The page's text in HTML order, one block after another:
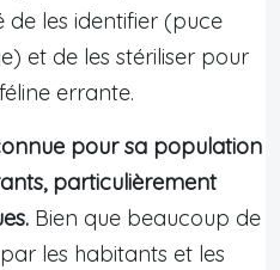
les identifier (puce
et de les stériliser pour
errante.
pour sa population
particulièrement
Bien que beaucoup de
les habitants et les